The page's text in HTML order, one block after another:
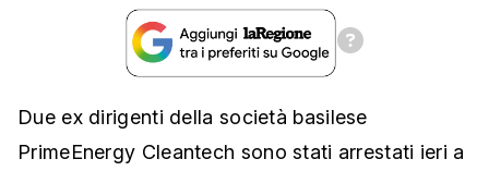
Due ex dirigenti della società basilese
PrimeEnergy Cleantech sono stati arrestati ieri a